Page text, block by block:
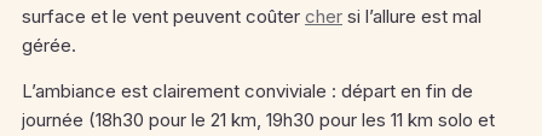
surface et le vent peuvent coûter cher si l’allure est mal
gérée.
L’ambiance est clairement conviviale : départ en fin de
journée (18h30 pour le 21 km, 19h30 pour les 11 km solo et